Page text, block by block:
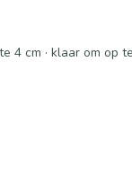
4 cm · klaar om op